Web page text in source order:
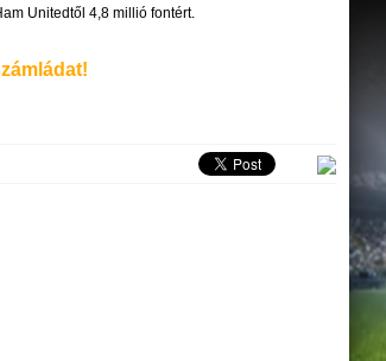
Unitedtől 4,8 millió fontért.